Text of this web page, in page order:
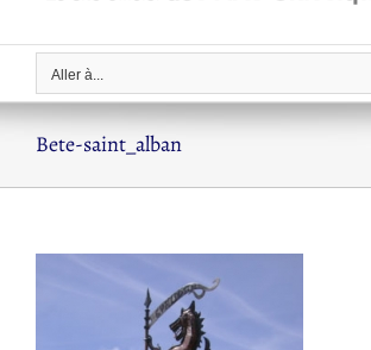
Aller à...
Bete-saint_alban